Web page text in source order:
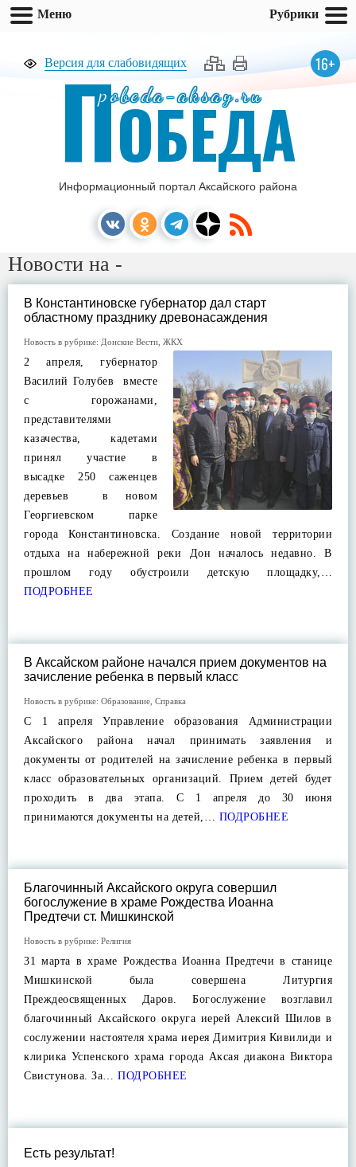
Версия для слабовидящих 16+
pobeda-aksay.ru
ПОБЕДА
Информационный портал Аксайского района
Новости на -
В Константиновске губернатор дал старт
областному празднику древонасаждения
Новость в рубрике: Донские Вести ЖКХ
2 апреля, губернатор
Василий Голубев вместе
с горожанами,
представителями
казачества, кадетами
принял участие в
высадке 250 саженцев
деревьев в новом
Георгиевском парке
города Константиновска. Создание новой территории
отдыха на набережной реки Дон началось недавно. В
прошлом году обустроили детскую площадку,…
ПОДРОБНЕЕ
В Аксайском районе начался прием документов на
зачисление ребенка в первый класс
Новость в рубрике: Образование Справка
С 1 апреля Управление образования Администрации
Аксайского района начал принимать заявления и
документы от родителей на зачисление ребенка в первый
класс образовательных организаций. Прием детей будет
проходить в два этапа. С 1 апреля до 30 июня
принимаются документы на детей,… ПОДРОБНЕЕ
Благочинный Аксайского округа совершил
богослужение в храме Рождества Иоанна
Предтечи ст. Мишкинской
Новость в рубрике: Религия
31 марта в храме Рождества Иоанна Предтечи в станице
Мишкинской была совершена Литургия
Преждеосвященных Даров. Богослужение возглавил
благочинный Аксайского округа иерей Алексий Шилов в
сослужении настоятеля храма иерея Димитрия Кивилиди и
клирика Успенского храма города Аксая диакона Виктора
Свистунова. За… ПОДРОБНЕЕ
Есть результат!
Меню Рубрики